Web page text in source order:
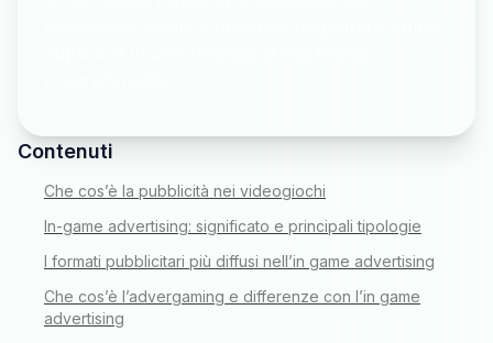
Contenuti
Che cos’è la pubblicità nei videogiochi
In-game advertising: significato e principali tipologie
I formati pubblicitari più diffusi nell’in game advertising
Che cos’è l’advergaming e differenze con l’in game
advertising